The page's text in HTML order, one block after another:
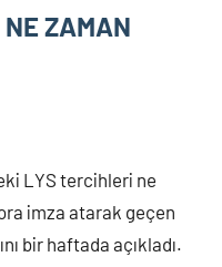
ZAMAN
LYS tercihleri ne
imza atarak geçen
bir haftada açıkladı.